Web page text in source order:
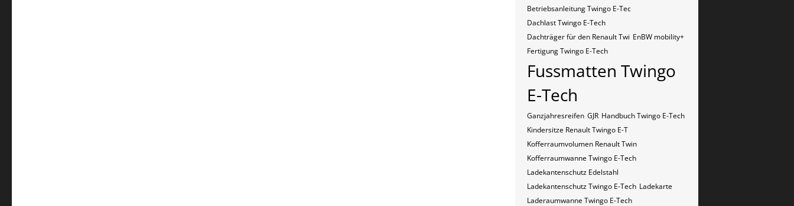
Betriebsanleitung Twingo E-Tec
Dachlast Twingo E-Tech
Dachträger für den Renault Twi EnBW mobility+
Fertigung Twingo E-Tech
Fussmatten Twingo
E-Tech
Ganzjahresreifen GJR Handbuch Twingo E-Tech
Kindersitze Renault Twingo E-T
Kofferraumvolumen Renault Twin
Kofferraumwanne Twingo E-Tech
Ladekantenschutz Edelstahl
Ladekantenschutz Twingo E-Tech Ladekarte
Laderaumwanne Twingo E-Tech